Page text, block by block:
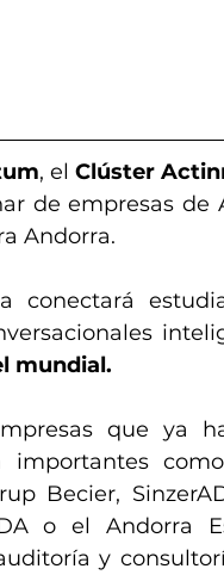
, el Clúster
de empresas de
Andorra.
conectará
mundial.
que ya
importantes
Becier,
o el Andorra
y